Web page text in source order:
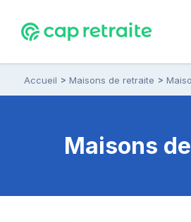
Accueil Maisons de retraite
Maisons